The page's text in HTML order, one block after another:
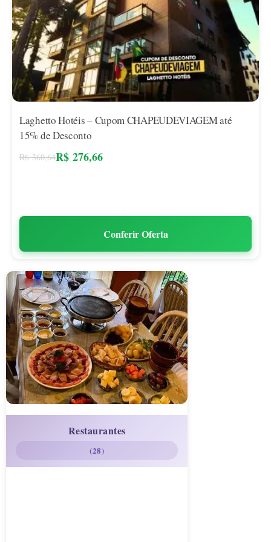
Laghetto Hotéis – Cupom CHAPEUDEVIAGEM até
15% de Desconto
R$360,64R$ 276,66
Conferir Oferta
Restaurantes
(28)